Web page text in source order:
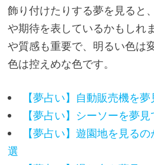
飾り付けたりする夢を見ると
や期待を表しているかもしれ
や質感も重要で、明るい色は
色は控えめな色です。
【夢占い】自動販売機を
【夢占い】シーソーを夢
【夢占い】遊園地を見る
選